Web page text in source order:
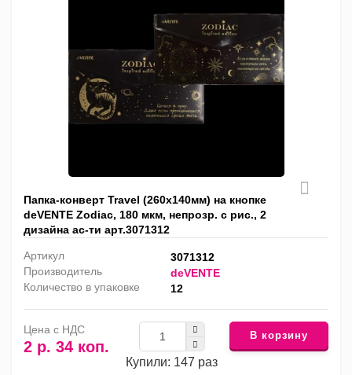
Папка-конверт Travel (260x140мм) на кнопке
deVENTE Zodiac, 180 мкм, непрозр. с рис., 2
дизайна ас-ти арт.3071312
Артикул
3071312
Производитель
deVENTE
Количество в упаковке
12
Цена с НДС
2 р. 34 коп.
Купили: 147 раз
В корзину